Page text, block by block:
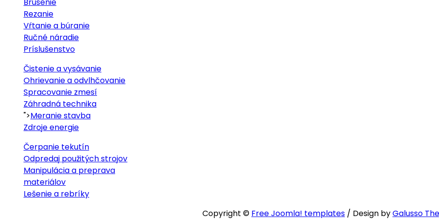
Rezanie
Vŕtanie a búranie
Ručné náradie
Príslušenstvo
Čistenie a vysávanie
Ohrievanie a odvlhčovanie
Spracovanie zmesí
Záhradná technika
">Meranie stavba
Zdroje energie
Čerpanie tekutín
Odpredaj použitých strojov
Manipulácia a preprava
materiálov
Lešenie a rebríky
Copyright © Free Joomla! templates / Design byGalusso